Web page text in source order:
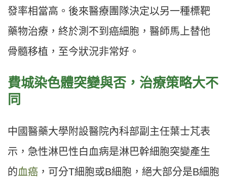
發率相當高。後來醫療團隊決定以另一種標靶
藥物治療，終於測不到癌細胞，醫師馬上替他
骨髓移植，至今狀況非常好。
費城染色體突變與否，治療策略大不
同
中國醫藥大學附設醫院內科部副主任葉士芃表
示，急性淋巴性白血病是淋巴幹細胞突變產生
的血癌 ，可分T細胞或B細胞，絕大部分是B細胞